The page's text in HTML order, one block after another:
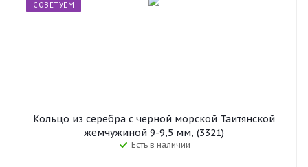
СОВЕТУЕМ
Кольцо из серебра с черной морской Таитянской
жемчужиной 9-9,5 мм, (3321)
Есть в наличии